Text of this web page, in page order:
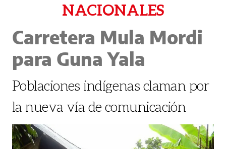
NACIONALES
Carretera Mula Mordi
para Guna Yala
Poblaciones indígenas claman por
la nueva vía de comunicación